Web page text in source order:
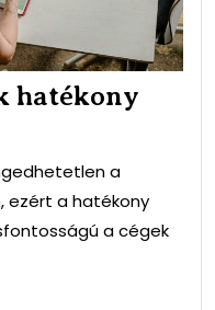
hatékony
a
ezért a hatékony
a cégek